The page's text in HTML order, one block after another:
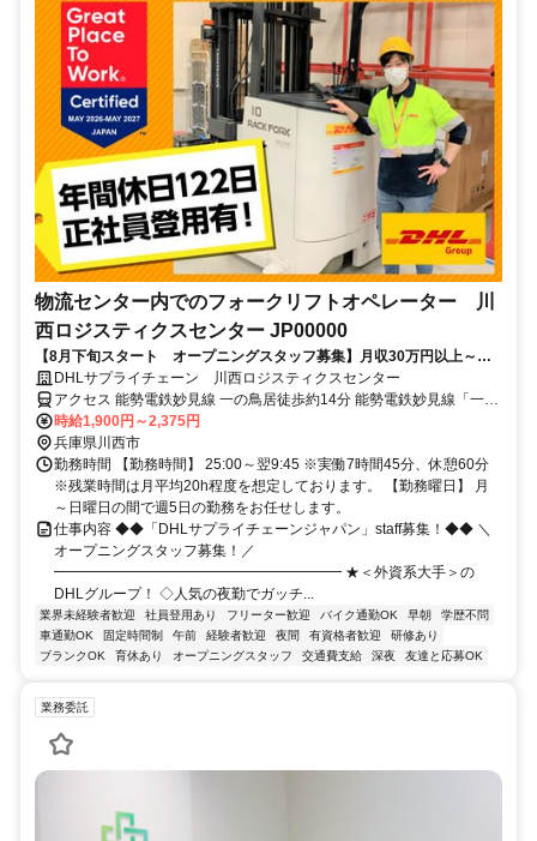
物流センター内でのフォークリフトオペレーター 川
西ロジスティクスセンター JP00000
【8月下旬スタート オープニングスタッフ募集】月収30万円以上～◎
年間休日122日◎大手DHLで安心勤務｜夜勤専従タッフ
DHLサプライチェーン 川西ロジスティクスセンター
アクセス 能勢電鉄妙見線 一の鳥居徒歩約14分 能勢電鉄妙見線「一の
鳥居」駅より無料シャトルバスがあります。
時給1,900円～2,375円
兵庫県川西市
勤務時間 【勤務時間】 25:00～翌9:45 ※実働7時間45分、休憩60分
※残業時間は月平均20h程度を想定しております。 【勤務曜日】 月
～日曜日の間で週5日の勤務をお任せします。
仕事内容 ◆◆「DHLサプライチェーンジャパン」staff募集！◆◆ ＼
オープニングスタッフ募集！／
━━━━━━━━━━━━━━━━━━━━ ★＜外資系大手＞の
DHLグループ！ ◇人気の夜勤でガッチ...
業界未経験者歓迎 社員登用あり フリーター歓迎 バイク通勤OK 早朝
学歴不問
車通勤OK
固定時間制 午前 経験者歓迎 夜間 有資格者歓迎
研修あり
ブランクOK
育休あり オープニングスタッフ 交通費支給 深夜 友達と応募OK
業務委託